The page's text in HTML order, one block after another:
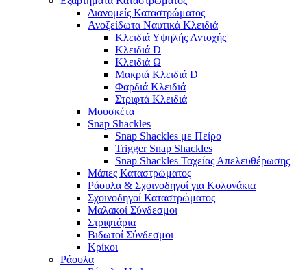
Διανομείς Καταστρώματος
Ανοξείδωτα Ναυτικά Κλειδιά
Κλειδιά Υψηλής Αντοχής
Κλειδιά D
Κλειδιά Ω
Μακριά Κλειδιά D
Φαρδιά Κλειδιά
Στριφτά Κλειδιά
Μουσκέτα
Snap Shackles
Snap Shackles με Πείρο
Trigger Snap Shackles
Snap Shackles Ταχείας Απελευθέρωσης
Μάπες Καταστρώματος
Ράουλα & Σχοινοδηγοί για Κολονάκια
Σχοινοδηγοί Καταστρώματος
Μαλακοί Σύνδεσμοι
Στριφτάρια
Βιδωτοί Σύνδεσμοι
Κρίκοι
Ράουλα